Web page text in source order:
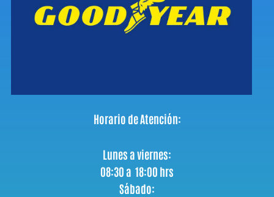
Horario de Atención:
Lunes a viernes:
08:30 a 18:00 hrs
Sábado: